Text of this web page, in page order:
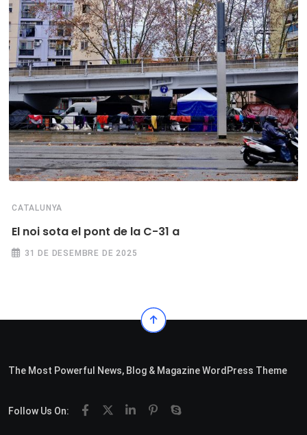
CATALUNYA
El noi sota el pont de la C-31 a
31 DE DESEMBRE DE 2025
The Most Powerful News, Blog & Magazine WordPress Theme
Follow Us On: